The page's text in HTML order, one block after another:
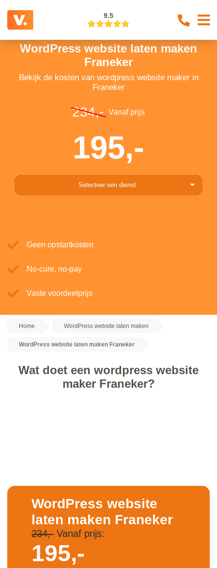
9.5
WordPress website laten maken
Franeker
Bekijk de kosten van wordpress website maker in
Franeker
234,- Vanaf prijs
195,-
Selecteer een dienst
Geen opstartkosten
No-cure, no-pay
Vaste voordeelprijs
Home WordPress website laten maken
WordPress website laten maken Franeker
Wat doet een wordpress website
maker Franeker?
WordPress website
laten maken Franeker
234,-Vanaf prijs:
195,-